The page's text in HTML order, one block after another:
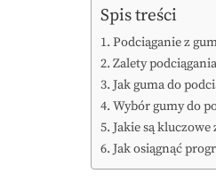
Spis treści
Podciąganie z
Zalety
Jak guma do
Wybór gumy do
Jakie są
Jak osiągnąć